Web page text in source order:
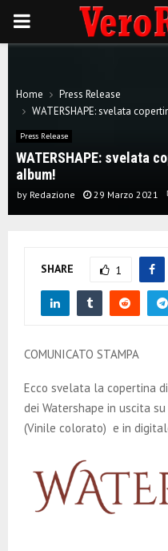
P
M
A
N
Home
Press Release
WATERSHAPE: svelata
Press Release
WATERSHAPE: svelata
album!
by Redazione 29 Marzo 2021
SHARE 1
COMUNICATO STAMPA
Ecco svelata la copertina di
dei Watershape in uscita
(Vinile colorato) e in